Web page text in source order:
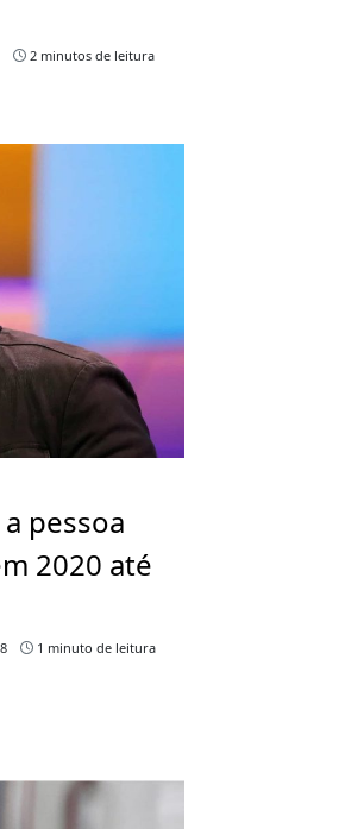
2 minutos de leitura
pessoa
2020 até
1 minuto de leitura